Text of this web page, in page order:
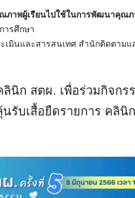
ภาพผู้เรียนไปใช้ในการพัฒนาคุณภ
ารศึกษา
เมินและสารสนเทศ สำนักติดตามแ
นิก สตผ. เพื่อร่วมกิจกร
รับเสื้อยืดรายการ คลินิ